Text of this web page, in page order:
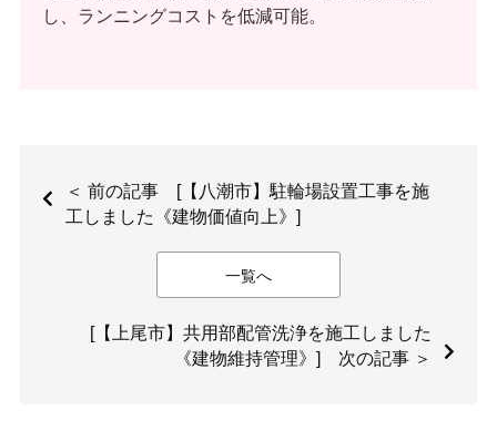
し、ランニングコストを低減可能。
＜ 前の記事 [【八潮市】駐輪場設置工事を施
工しました《建物価値向上》]
一覧へ
[【上尾市】共用部配管洗浄を施工しました
《建物維持管理》] 次の記事 ＞